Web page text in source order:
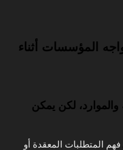
المؤسسات أثناء
لكن يمكن
المتطلبات المعقدة أو